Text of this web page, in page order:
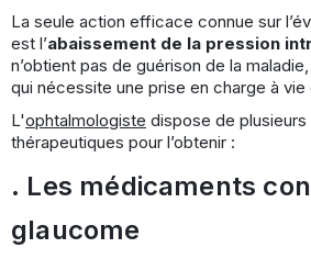
La seule action efficace connue sur
est l’abaissement de la pression
n’obtient pas de guérison de la
qui nécessite une prise en charge à vie
L'ophtalmologiste dispose de plusieurs
thérapeutiques pour l’obtenir :
. Les médicaments
glaucome